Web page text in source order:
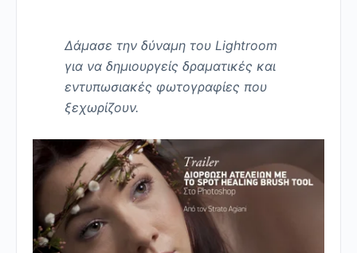
Δάμασε την δύναμη του Lightroom
για να δημιουργείς δραματικές και
εντυπωσιακές φωτογραφίες που
ξεχωρίζουν.